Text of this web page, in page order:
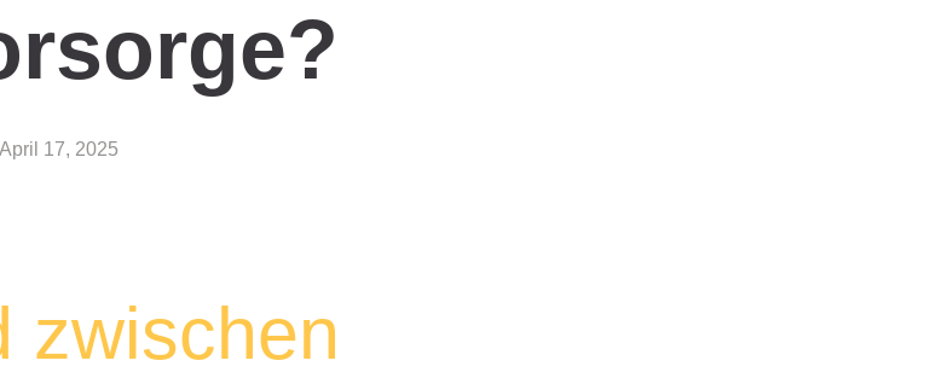
April 17, 2025
zwischen